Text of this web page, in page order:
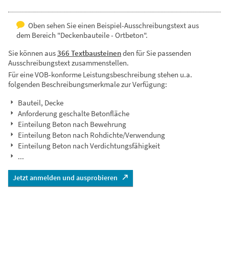
Oben sehen Sie einen Beispiel-Ausschreibungstext aus
dem Bereich "Deckenbauteile - Ortbeton".
Sie können aus366 Textbausteinenden für Sie passenden
Ausschreibungstext zusammenstellen.
Für eine VOB-konforme Leistungsbeschreibung stehen u.a.
folgenden Beschreibungsmerkmale zur Verfügung:
Bauteil, Decke
Anforderung geschalte Betonfläche
Einteilung Beton nach Bewehrung
Einteilung Beton nach Rohdichte/Verwendung
Einteilung Beton nach Verdichtungsfähigkeit
...
Jetzt anmelden und ausprobieren